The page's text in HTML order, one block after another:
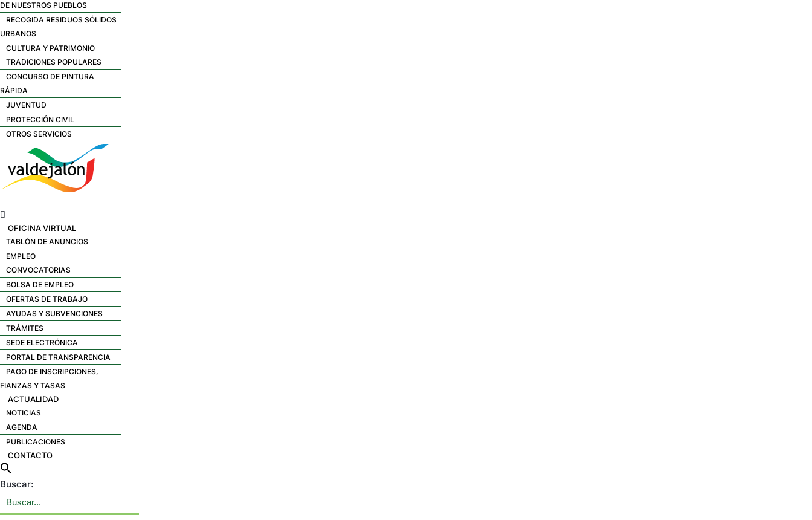
DE NUESTROS PUEBLOS
RECOGIDA RESIDUOS SÓLIDOS
URBANOS
CULTURA Y PATRIMONIO
TRADICIONES POPULARES
CONCURSO DE PINTURA
RÁPIDA
JUVENTUD
PROTECCIÓN CIVIL
OTROS SERVICIOS
Menú
OFICINA VIRTUAL
TABLÓN DE ANUNCIOS
EMPLEO
CONVOCATORIAS
BOLSA DE EMPLEO
OFERTAS DE TRABAJO
AYUDAS Y SUBVENCIONES
TRÁMITES
SEDE ELECTRÓNICA
PORTAL DE TRANSPARENCIA
PAGO DE INSCRIPCIONES,
FIANZAS Y TASAS
ACTUALIDAD
NOTICIAS
AGENDA
PUBLICACIONES
CONTACTO
Buscar: